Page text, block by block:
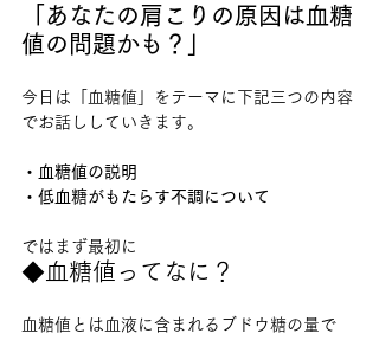
「あなたの肩こりの原因は血糖
値の問題かも？」
今日は「血糖値」をテーマに下記三つの内容
でお話ししていきます。
・血糖値の説明
・低血糖がもたらす不調について
ではまず最初に
◆血糖値ってなに？
血糖値とは血液に含まれるブドウ糖の量で